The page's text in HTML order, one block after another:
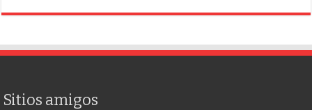
Sitios amigos